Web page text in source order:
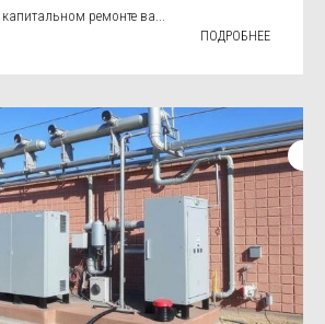
капитальном ремонте ва...
ПОДРОБНЕЕ